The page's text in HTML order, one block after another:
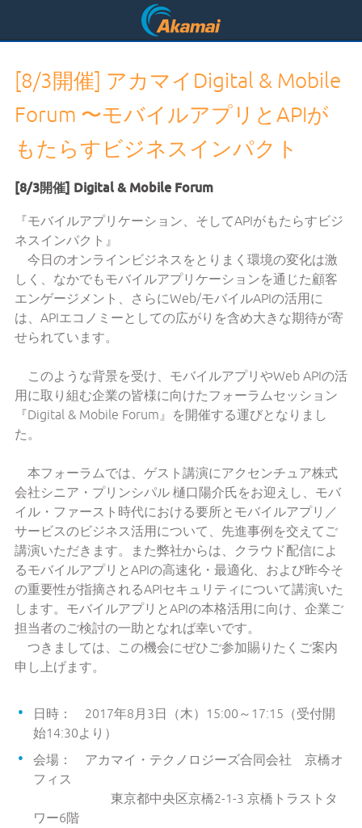
[8/3開催] アカマイDigital & Mobile
Forum 〜モバイルアプリとAPIが
もたらすビジネスインパクト
[8/3開催] Digital & Mobile Forum
『モバイルアプリケーション、そしてAPIがもたらすビジ
ネスインパクト』
今日のオンラインビジネスをとりまく環境の変化は激
しく、なかでもモバイルアプリケーションを通じた顧客
エンゲージメント、さらにWeb/モバイルAPIの活用に
は、APIエコノミーとしての広がりを含め大きな期待が寄
せられています。
このような背景を受け、モバイルアプリやWeb APIの活
用に取り組む企業の皆様に向けたフォーラムセッション
『Digital & Mobile Forum』を開催する運びとなりまし
た。
本フォーラムでは、ゲスト講演にアクセンチュア株式
会社シニア・プリンシパル 樋口陽介氏をお迎えし、モバ
イル・ファースト時代における要所とモバイルアプリ／
サービスのビジネス活用について、先進事例を交えてご
講演いただきます。また弊社からは、クラウド配信によ
るモバイルアプリとAPIの高速化・最適化、および昨今そ
の重要性が指摘されるAPIセキュリティについて講演いた
します。モバイルアプリとAPIの本格活用に向け、企業ご
担当者のご検討の一助となれば幸いです。
つきましては、この機会にぜひご参加賜りたくご案内
申し上げます。
日時： 2017年8月3日（木）15:00～17:15（受付開
始14:30より）
会場： アカマイ・テクノロジーズ合同会社 京橋オ
フィス
東京都中央区京橋2-1-3 京橋トラストタ
ワー6階